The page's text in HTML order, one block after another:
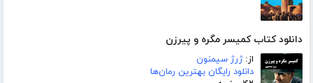
دانلود کتاب کمیسر مگره و پیرزن
از:ژرژ سیمنون
دانلود رایگان بهترین رمان‌ها